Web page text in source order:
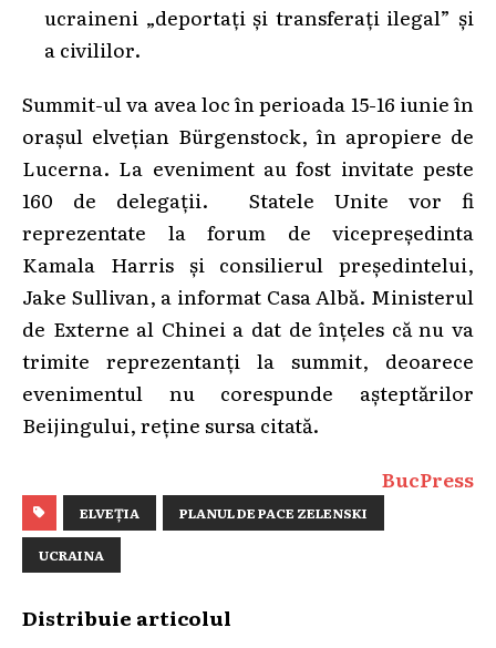
ucraineni „deportați și transferați ilegal” și
a civililor.
Summit-ul va avea loc în perioada 15-16 iunie în
orașul elvețian Bürgenstock, în apropiere de
Lucerna. La eveniment au fost invitate peste
160 de delegații. Statele Unite vor fi
reprezentate la forum de vicepreședinta
Kamala Harris și consilierul președintelui,
Jake Sullivan, a informat Casa Albă. Ministerul
de Externe al Chinei a dat de înțeles că nu va
trimite reprezentanți la summit, deoarece
evenimentul nu corespunde așteptărilor
Beijingului, reține sursa citată.
BucPress
ELVEȚIA PLANUL DE PACE ZELENSKI
UCRAINA
Distribuie articolul